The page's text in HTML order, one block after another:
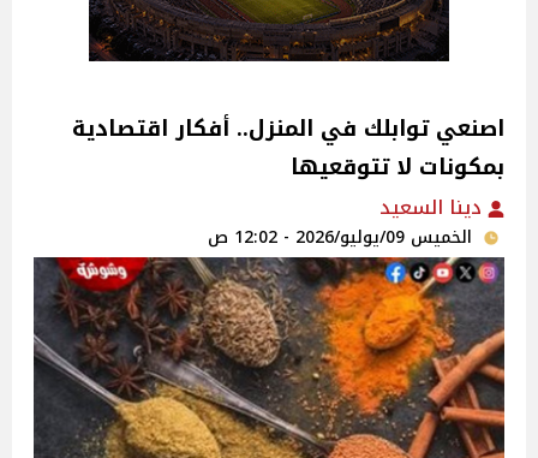
اصنعي توابلك في المنزل.. أفكار اقتصادية
بمكونات لا تتوقعيها
دينا السعيد
الخميس 09/يوليو/2026 - 12:02 ص